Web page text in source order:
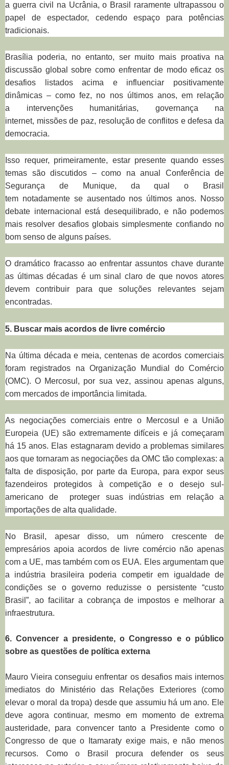
a guerra civil na Ucrânia, o Brasil raramente ultrapassou o
papel de espectador, cedendo espaço para potências
tradicionais.
Brasília poderia, no entanto, ser muito mais proativa na
discussão global sobre como enfrentar de modo eficaz os
desafios listados acima e influenciar positivamente
dinâmicas – como fez, no nos últimos anos, em relação
a intervenções humanitárias, governança na
internet, missões de paz, resolução de conflitos e defesa da
democracia.
Isso requer, primeiramente, estar presente quando esses
temas são discutidos – como na anual Conferência de
Segurança de Munique, da qual o Brasil
tem notadamente se ausentado nos últimos anos. Nosso
debate internacional está desequilibrado, e não podemos
mais resolver desafios globais simplesmente confiando no
bom senso de alguns países.
O dramático fracasso ao enfrentar assuntos chave durante
as últimas décadas é um sinal claro de que novos atores
devem contribuir para que soluções relevantes sejam
encontradas.
5. Buscar mais acordos de livre comércio
Na última década e meia, centenas de acordos comerciais
foram registrados na Organização Mundial do Comércio
(OMC). O Mercosul, por sua vez, assinou apenas alguns,
com mercados de importância limitada.
As negociações comerciais entre o Mercosul e a União
Europeia (UE) são extremamente difíceis e já começaram
há 15 anos. Elas estagnaram devido a problemas similares
aos que tornaram as negociações da OMC tão complexas: a
falta de disposição, por parte da Europa, para expor seus
fazendeiros protegidos à competição e o desejo sul-
americano de proteger suas indústrias em relação a
importações de alta qualidade.
No Brasil, apesar disso, um número crescente de
empresários apoia acordos de livre comércio não apenas
com a UE, mas também com os EUA. Eles argumentam que
a indústria brasileira poderia competir em igualdade de
condições se o governo reduzisse o persistente “custo
Brasil”, ao facilitar a cobrança de impostos e melhorar a
infraestrutura.
6. Convencer a presidente, o Congresso e o público
sobre as questões de política externa
Mauro Vieira conseguiu enfrentar os desafios mais internos
imediatos do Ministério das Relações Exteriores (como
elevar o moral da tropa) desde que assumiu há um ano. Ele
deve agora continuar, mesmo em momento de extrema
austeridade, para convencer tanto a Presidente como o
Congresso de que o Itamaraty exige mais, e não menos
recursos. Como o Brasil procura defender os seus